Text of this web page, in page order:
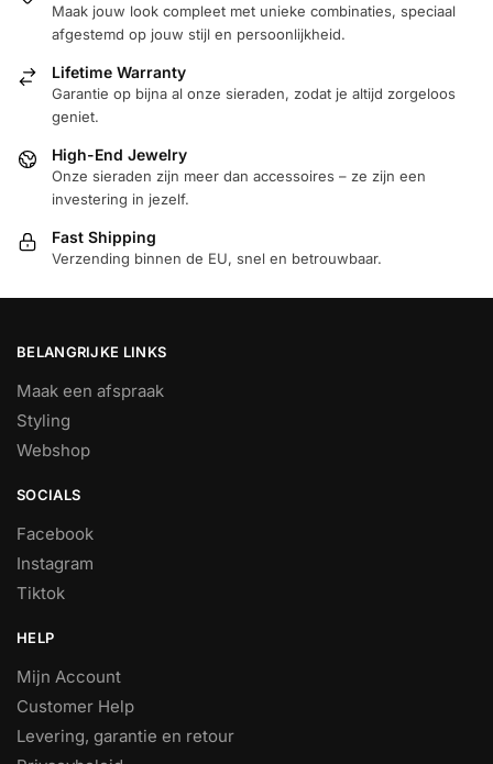
Maak jouw look compleet met unieke combinaties, speciaal
afgestemd op jouw stijl en persoonlijkheid.
Lifetime Warranty
Garantie op bijna al onze sieraden, zodat je altijd zorgeloos
geniet.
High-End Jewelry
Onze sieraden zijn meer dan accessoires – ze zijn een
investering in jezelf.
Fast Shipping
Verzending binnen de EU, snel en betrouwbaar.
BELANGRIJKE LINKS
Maak een afspraak
Styling
Webshop
SOCIALS
Facebook
Instagram
Tiktok
HELP
Mijn Account
Customer Help
Levering, garantie en retour